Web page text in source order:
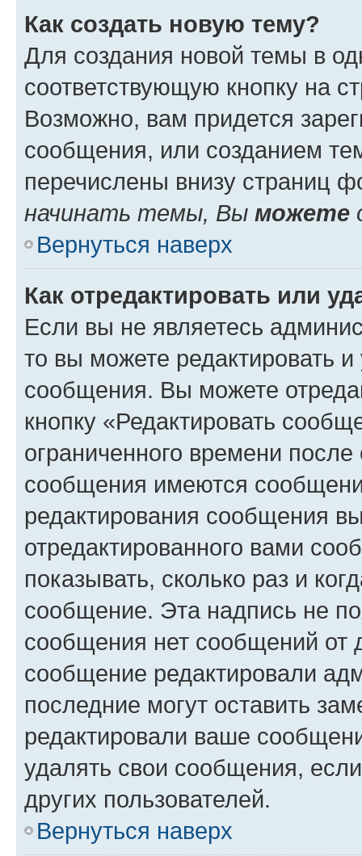
Как создать новую тему?
Для создания новой темы в
соответствующую кнопку на
Возможно, вам придется
сообщения, или созданием
перечислены внизу страниц
начинать темы, Вы можете
Вернуться наверх
Как отредактировать или
Если вы не являетесь
то вы можете редактировать
сообщения. Вы можете
кнопку «Редактировать
ограниченного времени
сообщения имеются
редактирования сообщения
отредактированного вами
показывать, сколько раз и
сообщение. Эта надпись не
сообщения нет сообщений от
сообщение редактировали
последние могут оставить
редактировали ваше
удалять свои сообщения,
других пользователей.
Вернуться наверх